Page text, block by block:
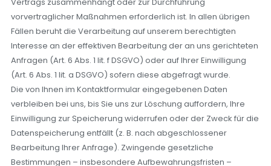
vorvertraglicher Maßnahmen erforderlich ist. In allen übrigen
Fällen beruht die Verarbeitung auf unserem berechtigten
Interesse an der effektiven Bearbeitung der an uns gerichteten
Anfragen (Art. 6 Abs. 1 lit. f DSGVO) oder auf Ihrer Einwilligung
(Art. 6 Abs. 1 lit. a DSGVO) sofern diese abgefragt wurde.
Die von Ihnen im Kontaktformular eingegebenen Daten
verbleiben bei uns, bis Sie uns zur Löschung auffordern, Ihre
Einwilligung zur Speicherung widerrufen oder der Zweck für die
Datenspeicherung entfällt (z. B. nach abgeschlossener
Bearbeitung Ihrer Anfrage). Zwingende gesetzliche
Bestimmungen – insbesondere Aufbewahrungsfristen –